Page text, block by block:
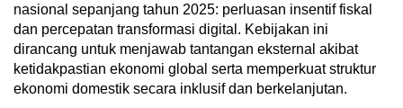
nasional sepanjang tahun 2025: perluasan insentif fiskal
dan percepatan transformasi digital. Kebijakan ini
dirancang untuk menjawab tantangan eksternal akibat
ketidakpastian ekonomi global serta memperkuat struktur
ekonomi domestik secara inklusif dan berkelanjutan.